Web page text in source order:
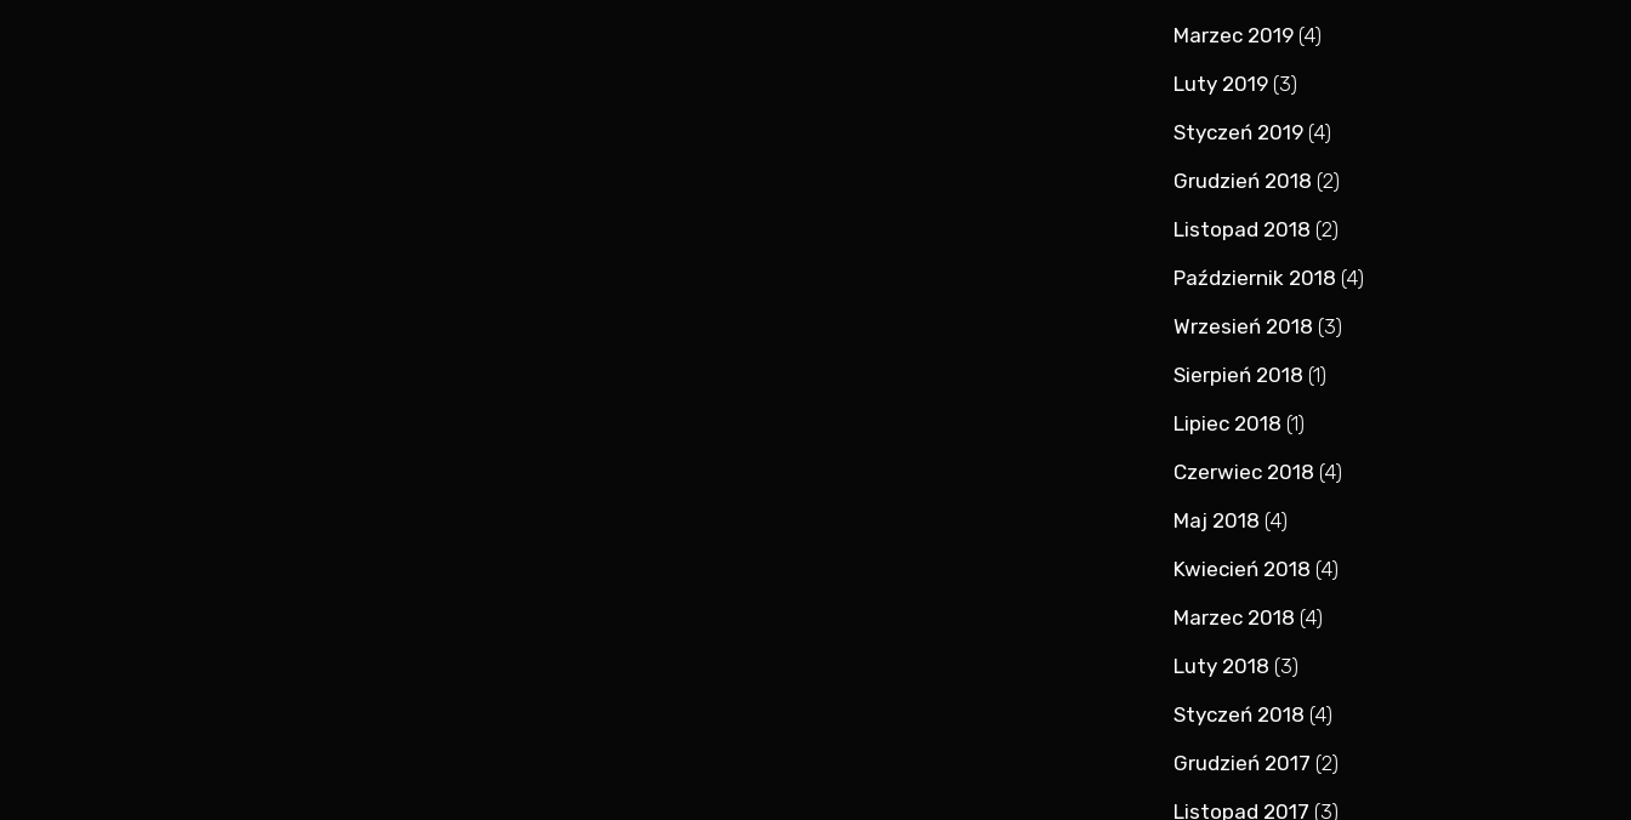
Marzec 2019 (4)
Luty 2019 (3)
Styczeń 2019 (4)
Grudzień 2018 (2)
Listopad 2018 (2)
Październik 2018 (4)
Wrzesień 2018 (3)
Sierpień 2018 (1)
Lipiec 2018 (1)
Czerwiec 2018 (4)
Maj 2018 (4)
Kwiecień 2018 (4)
Marzec 2018 (4)
Luty 2018 (3)
Styczeń 2018 (4)
Grudzień 2017 (2)
Listopad 2017 (3)